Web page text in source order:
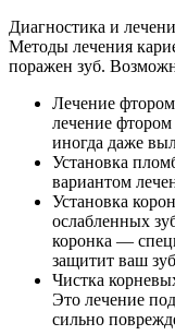
Диагностика и
Методы лечения
поражен зуб.
Лечение
лечение
иногда даже
Установка
вариантом
Установка
ослабленных
коронка —
защитит ваш
Чистка
Это лечение
сильно